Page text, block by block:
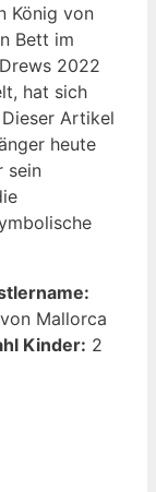
König von
Bett im
2022
hat sich
Artikel
heute
sein
Mallorca
Kinder: 2